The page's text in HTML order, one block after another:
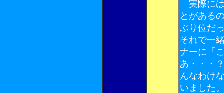
実際には
とがある
ぶり位だ
それで一
ナーに「
あ・・・
んなわけ
いました